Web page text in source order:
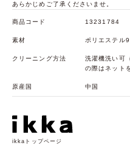
あらかじめご了承くださいませ。
商品コード 13231784
素材 ポリエステル
クリーニング方法
洗濯機洗い可
の際はネット
原産国 中国
ikkaトップページ